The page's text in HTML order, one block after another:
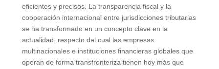
eficientes y precisos. La transparencia fiscal y la
cooperación internacional entre jurisdicciones tributarias
se ha transformado en un concepto clave en la
actualidad, respecto del cual las empresas
multinacionales e instituciones financieras globales que
operan de forma transfronteriza tienen hoy más que